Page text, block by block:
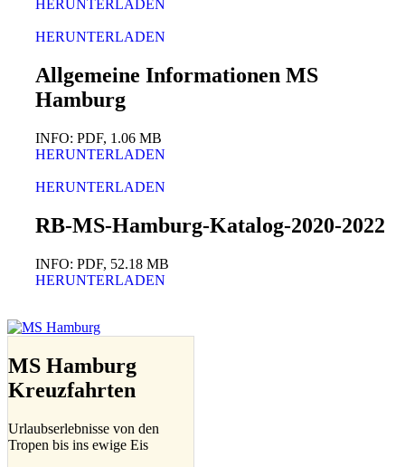
HERUNTERLADEN
HERUNTERLADEN
Allgemeine Informationen MS
Hamburg
INFO: PDF, 1.06 MB
HERUNTERLADEN
HERUNTERLADEN
RB-MS-Hamburg-Katalog-2020-2022
INFO: PDF, 52.18 MB
HERUNTERLADEN
MS Hamburg
Kreuzfahrten
Urlaubserlebnisse von den
Tropen bis ins ewige Eis